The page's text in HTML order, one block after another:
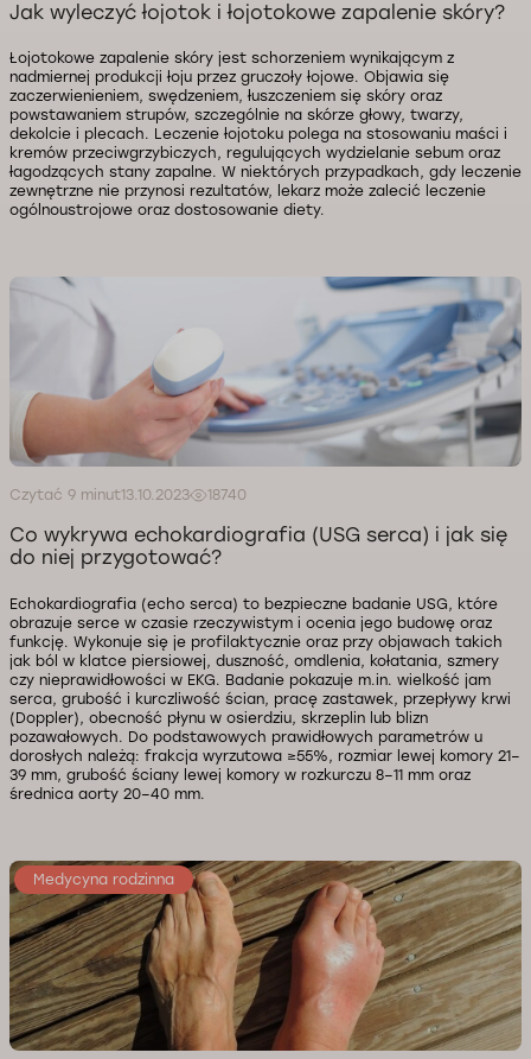
Jak wyleczyć łojotok i łojotokowe zapalenie skóry?
Łojotokowe zapalenie skóry jest schorzeniem wynikającym z
nadmiernej produkcji łoju przez gruczoły łojowe. Objawia się
zaczerwienieniem, swędzeniem, łuszczeniem się skóry oraz
powstawaniem strupów, szczególnie na skórze głowy, twarzy,
dekolcie i plecach. Leczenie łojotoku polega na stosowaniu maści i
kremów przeciwgrzybiczych, regulujących wydzielanie sebum oraz
łagodzących stany zapalne. W niektórych przypadkach, gdy leczenie
zewnętrzne nie przynosi rezultatów, lekarz może zalecić leczenie
ogólnoustrojowe oraz dostosowanie diety.
Czytać 9 minut13.10.2023 18740
Co wykrywa echokardiografia (USG serca) i jak się
do niej przygotować?
Echokardiografia (echo serca) to bezpieczne badanie USG, które
obrazuje serce w czasie rzeczywistym i ocenia jego budowę oraz
funkcję. Wykonuje się je profilaktycznie oraz przy objawach takich
jak ból w klatce piersiowej, duszność, omdlenia, kołatania, szmery
czy nieprawidłowości w EKG. Badanie pokazuje m.in. wielkość jam
serca, grubość i kurczliwość ścian, pracę zastawek, przepływy krwi
(Doppler), obecność płynu w osierdziu, skrzeplin lub blizn
pozawałowych. Do podstawowych prawidłowych parametrów u
dorosłych należą: frakcja wyrzutowa ≥55%, rozmiar lewej komory 21–
39 mm, grubość ściany lewej komory w rozkurczu 8–11 mm oraz
średnica aorty 20–40 mm.
Medycyna rodzinna